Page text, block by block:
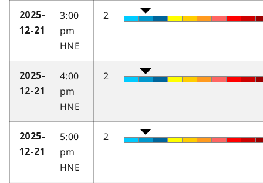
2025-
12-21
3:00
pm
HNE
2
2025-
12-21
4:00
pm
HNE
2
2025-
12-21
5:00
pm
HNE
2